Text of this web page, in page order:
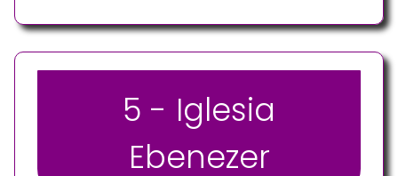
5 - Iglesia
Ebenezer